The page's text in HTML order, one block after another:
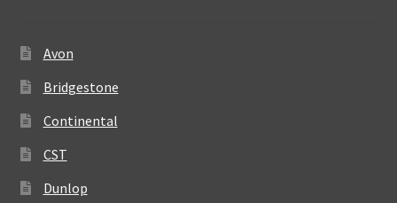
Avon
Bridgestone
Continental
CST
Dunlop